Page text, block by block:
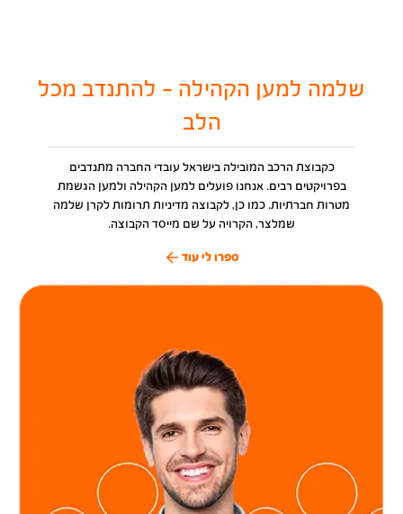
שלמה למען הקהילה - להתנדב מכל
הלב
כקבוצת הרכב המובילה בישראל עובדי החברה מתנדבים
בפרויקטים רבים. אנחנו פועלים למען הקהילה ולמען הגשמת
מטרות חברתיות. כמו כן, לקבוצה מדיניות תרומות לקרן שלמה
שמלצר, הקרויה על שם מייסד הקבוצה.
ספרו לי עוד